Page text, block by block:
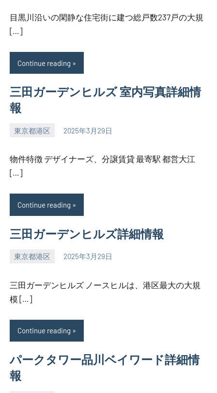
目黒川沿いの閑静な住宅街に建つ総戸数237戸の大規
[…]
Continue reading
三田ガーデンヒルズ 室内写真詳細情
報
東京都港区 2025年3月29日
SEZIMO
物件特徴 デザイナーズ、分譲賃貸 最寄駅 都営大江
[…]
Continue reading
三田ガーデンヒルズ詳細情報
東京都港区 2025年3月29日
SEZIMO
三田ガーデンヒルズ ノースヒルは、港区最大の大規
模 […]
Continue reading
パークタワー品川ベイワード詳細情
報